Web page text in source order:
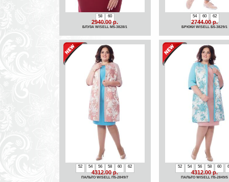
58 60
2940.00 р.
БЛУЗА WISELL М5-3828/1
54 60 62
2744.00 р.
БРЮКИ WISELL Б5-3829/1
52 54 56 58 60 62
4312.00 р.
ПАЛЬТО WISELL П5-2849/7
52 54 56 58 60
4312.00 р.
ПАЛЬТО WISELL П5-2849/5